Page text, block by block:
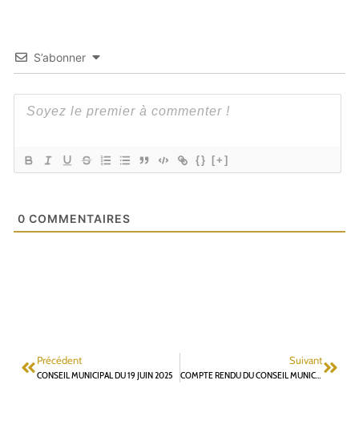
S’abonner
{} [+]
0 COMMENTAIRES
Précédent
CONSEIL MUNICIPAL DU 19 JUIN 2025
Suivant
COMPTE RENDU DU CONSEIL MUNICIPAL DU 19 JUIN 2025